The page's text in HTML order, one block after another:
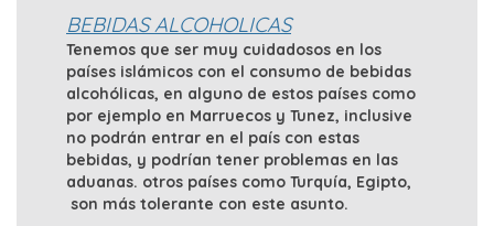
BEBIDAS ALCOHOLICAS
Tenemos que ser muy cuidadosos en los
países islámicos con el consumo de bebidas
alcohólicas, en alguno de estos países como
por ejemplo en Marruecos y Tunez, inclusive
no podrán entrar en el país con estas
bebidas, y podrían tener problemas en las
aduanas. otros países como Turquía, Egipto,
son más tolerante con este asunto.